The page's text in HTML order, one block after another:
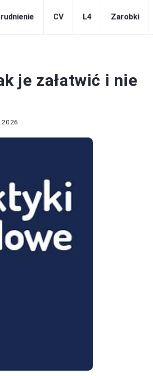
CV L4 Zarobki
je załatwić i nie